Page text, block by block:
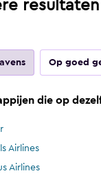
Op goed
die op
Airlines
Airlines